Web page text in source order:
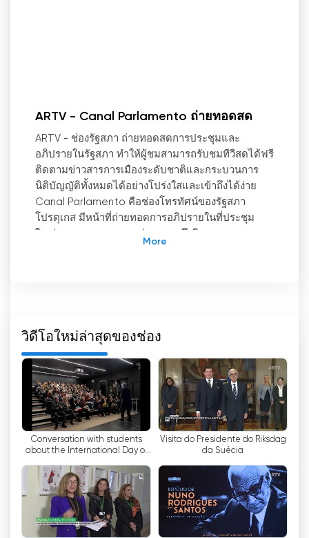
ARTV - Canal Parlamento ถ่ายทอดสด
ARTV - ช่องรัฐสภา ถ่ายทอดสดการประชุมและ
อภิปรายในรัฐสภา ทำให้ผู้ชมสามารถรับชมทีวีสดได้ฟรี
ติดตามข่าวสารการเมืองระดับชาติและกระบวนการ
นิติบัญญัติทั้งหมดได้อย่างโปร่งใสและเข้าถึงได้ง่าย
Canal Parlamento คือช่องโทรทัศน์ของรัฐสภา
โปรตุเกส มีหน้าที่ถ่ายทอดการอภิปรายในที่ประชุม
เสียค่าบริการ ผ่านผู้ให้บริการ TV Cabo เมื่อวันที่ 18
กันยายน 2545 อย่างไรก็ตาม หลังจากนั้นอีก 10 ปี คือ
ในวันที่ 27 ธันวาคม 2555 ช่องดังกล่าวจึงเริ่มออก
อากาศฟรีทางโทรทัศน์ระบบดิจิทัลภาคพื้นดิน (DTT)
ทำให้ประชาชนสามารถรับชมการอภิปรายในรัฐสภา
แบบสดๆ ได้ฟรีและเข้าถึงได้ง่าย
จนกระทั่งวันที่ 3 มกราคม 2556 การออกอากาศประจำ
ของช่องรัฐสภาจึงเริ่มเปิดให้ประชาชนทั่วไปรับชมได้
การเข้าถึงอย่างกว้างขวางนี้ทำให้ประชาชนสามารถ
ติดตามการอภิปรายและการตัดสินใจที่กำหนดทิศทาง
ของประเทศได้แบบเรียลไทม์
-การเมืองและกฎหมาย
ข้อดีอย่างหนึ่งของช่องรัฐสภาคือ การรับชมโทรทัศน์สด
วิดีโอใหม่ล่าสุดของช่อง
Conversation with students
about the International Day of
the Victims ...
Visita do Presidente do Riksdag
da Suécia